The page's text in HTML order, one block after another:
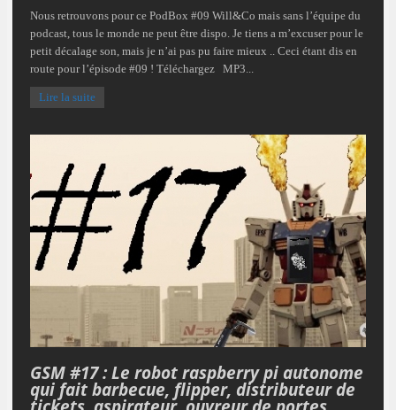
Nous retrouvons pour ce PodBox #09 Will&Co mais sans l’équipe du
podcast, tous le monde ne peut être dispo. Je tiens a m’excuser pour le
petit décalage son, mais je n’ai pas pu faire mieux .. Ceci étant dis en
route pour l’épisode #09 ! Téléchargez MP3...
Lire la suite
GSM #17 : Le robot raspberry pi autonome
qui fait barbecue, flipper, distributeur de